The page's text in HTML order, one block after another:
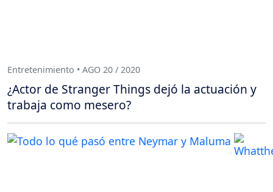
Entretenimiento • AGO 20 / 2020
¿Actor de Stranger Things dejó la actuación y
trabaja como mesero?